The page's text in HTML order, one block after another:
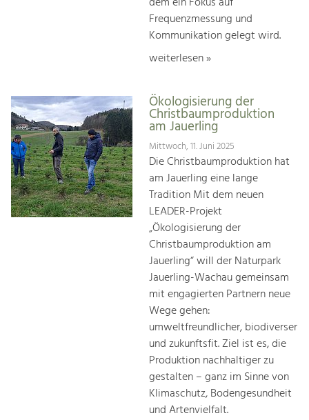
Frequenzmessung und
Kommunikation gelegt wird.
weiterlesen »
Ökologisierung der
Christbaumproduktion
am Jauerling
Mittwoch, 11. Juni 2025
Die Christbaumproduktion hat
am Jauerling eine lange
Tradition Mit dem neuen
LEADER-Projekt
„Ökologisierung der
Christbaumproduktion am
Jauerling“ will der Naturpark
Jauerling-Wachau gemeinsam
mit engagierten Partnern neue
Wege gehen:
umweltfreundlicher, biodiverser
und zukunftsfit. Ziel ist es, die
Produktion nachhaltiger zu
gestalten – ganz im Sinne von
Klimaschutz, Bodengesundheit
und Artenvielfalt.